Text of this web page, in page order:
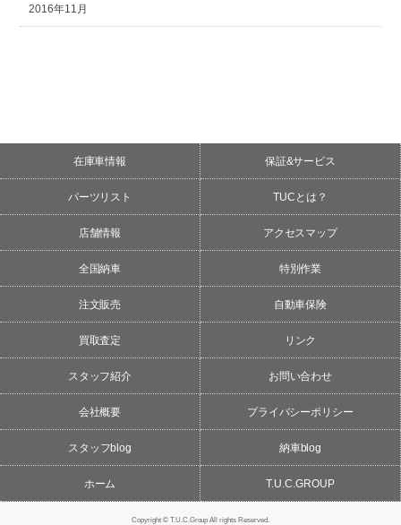
2016年11月
在庫車情報 保証&サービス
パーツリスト TUCとは？
店舗情報 アクセスマップ
全国納車 特別作業
注文販売 自動車保険
買取査定 リンク
スタッフ紹介 お問い合わせ
会社概要 プライバシーポリシー
スタッフblog 納車blog
ホーム T.U.C.GROUP
Copyright © T.U.C.Group All rights Reserved.